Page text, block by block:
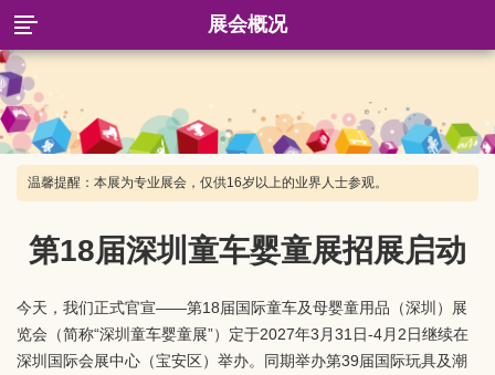
展会概况
温馨提醒：本展为专业展会，仅供16岁以上的业界人士参观。
第18届深圳童车婴童展招展启动
今天，我们正式官宣——第18届国际童车及母婴童用品（深圳）展
览会（简称“深圳童车婴童展”）定于2027年3月31日-4月2日继续在
深圳国际会展中心（宝安区）举办。同期举办第39届国际玩具及潮